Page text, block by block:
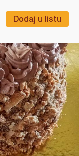
Dodaj u listu